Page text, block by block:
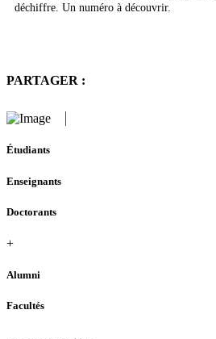
déchiffre. Un numéro à découvrir.
PARTAGER :
Étudiants
Enseignants
Doctorants
+
Alumni
Facultés